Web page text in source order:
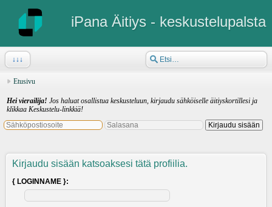
iPana Äitiys - keskustelupalsta
↓↓↓
Etusivu
Hei vierailija! Jos haluat osallistua keskusteluun, kirjaudu sähköiselle äitiyskortillesi ja
klikkaa Keskustelu-linkkiä!
Kirjaudu sisään katsoaksesi tätä profiilia.
{ LOGINNAME }: